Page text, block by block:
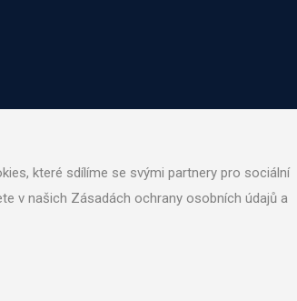
které sdílíme se svými partnery pro sociální
v našich Zásadách ochrany osobních údajů a